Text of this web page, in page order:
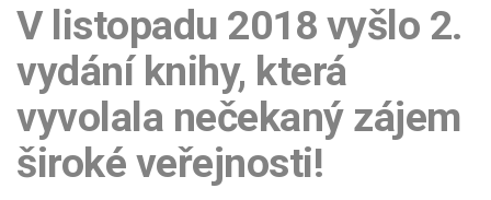
V listopadu 2018 vyšlo 2.
vydání knihy, která
vyvolala nečekaný zájem
široké veřejnosti!